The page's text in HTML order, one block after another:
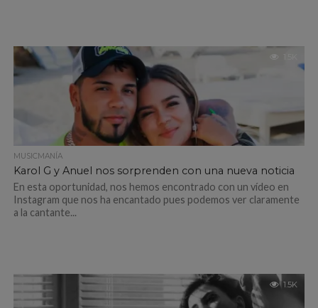
MUSICMANÍA
Karol G y Anuel nos sorprenden con una nueva noticia
En esta oportunidad, nos hemos encontrado con un vídeo en
Instagram que nos ha encantado pues podemos ver claramente
a la cantante...
1.5K